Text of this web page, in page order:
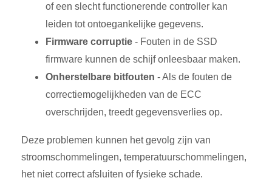
of een slecht functionerende controller kan
leiden tot ontoegankelijke gegevens.
Firmware corruptie - Fouten in de SSD
firmware kunnen de schijf onleesbaar maken.
Onherstelbare bitfouten - Als de fouten de
correctiemogelijkheden van de ECC
overschrijden, treedt gegevensverlies op.
Deze problemen kunnen het gevolg zijn van
stroomschommelingen, temperatuurschommelingen,
het niet correct afsluiten of fysieke schade.